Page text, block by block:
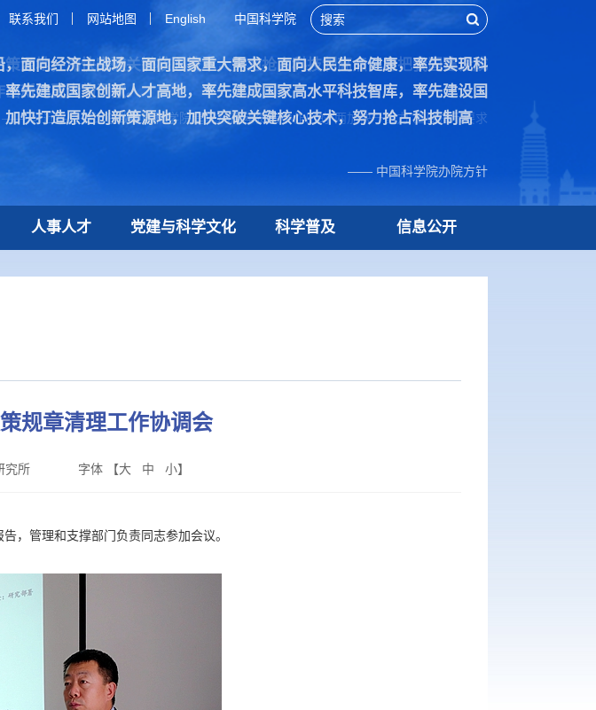
联系我们 网站地图 English 中国科学院
，面向经济主战场，面向国家重大需求，面向人民生命健康，率先实现科
率先建成国家创新人才高地，率先建成国家高水平科技智库，率先建设国
加快打造原始创新策源地，加快突破关键核心技术，努力抢占科技制高
—— 中国科学院办院方针
策源地，加快突破关键核心技术，努力抢占科技制高点，为把我国建设成
出新的更大的贡献。
—— 习近平总书记在致中国科学院建院70周年贺信中作出的“两加快一努力”重要指示要求
人事人才 党建与科学文化 科学普及 信息公开
规章清理工作协调会
究所 字体 【大 中 小】
，管理和支撑部门负责同志参加会议。